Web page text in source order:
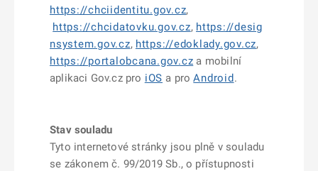
https://chciidentitu.gov.cz,
https://chcidatovku.gov.cz, https://desig
nsystem.gov.cz, https://edoklady.gov.cz,
https://portalobcana.gov.cz a mobilní
aplikaci Gov.cz pro iOS a proAndroid.
Stav souladu
Tyto internetové stránky jsou plně v souladu
se zákonem č. 99/2019 Sb., o přístupnosti